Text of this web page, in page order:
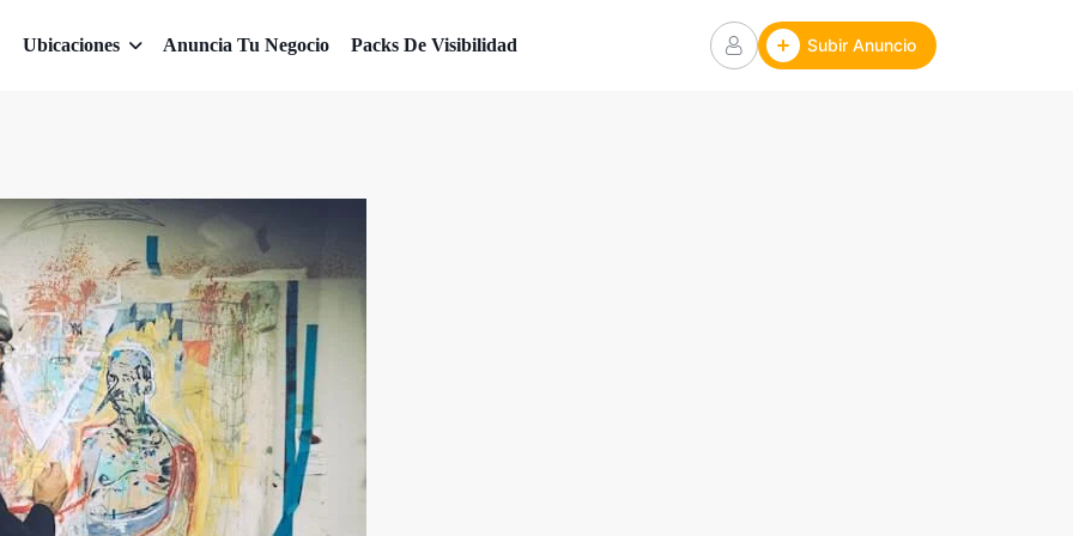
Ubicaciones Anuncia Tu Negocio Packs De Visibilidad Subir Anuncio